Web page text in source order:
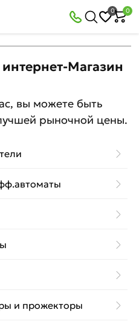
0 0
Магазин
вы можете быть
рыночной цены.
и прожекторы